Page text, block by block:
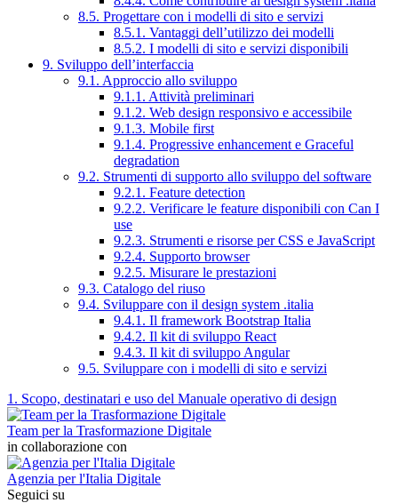
8.5. Progettare con i modelli di sito e servizi
8.5.1. Vantaggi dell’utilizzo dei modelli
8.5.2. I modelli di sito e servizi disponibili
9. Sviluppo dell’interfaccia
9.1. Approccio allo sviluppo
9.1.1. Attività preliminari
9.1.2. Web design responsivo e accessibile
9.1.3. Mobile first
9.1.4. Progressive enhancement e Graceful
degradation
9.2. Strumenti di supporto allo sviluppo del software
9.2.1. Feature detection
9.2.2. Verificare le feature disponibili con Can I
use
9.2.3. Strumenti e risorse per CSS e JavaScript
9.2.4. Supporto browser
9.2.5. Misurare le prestazioni
9.3. Catalogo del riuso
9.4. Sviluppare con il design system .italia
9.4.1. Il framework Bootstrap Italia
9.4.2. Il kit di sviluppo React
9.4.3. Il kit di sviluppo Angular
9.5. Sviluppare con i modelli di sito e servizi
1. Scopo, destinatari e uso del Manuale operativo di design
Team per la Trasformazione Digitale
in collaborazione con
Agenzia per l'Italia Digitale
Seguici su